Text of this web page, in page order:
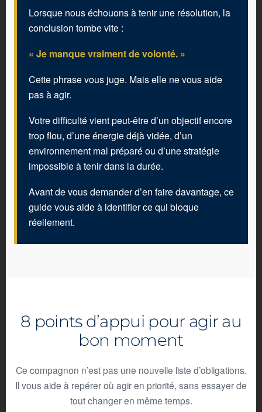
Lorsque nous échouons à tenir une résolution, la
conclusion tombe vite :
« Je manque vraiment de volonté. »
Cette phrase vous juge. Mais elle ne vous aide
pas à agir.
Votre difficulté vient peut-être d’un objectif encore
trop flou, d’une énergie déjà vidée, d’un
environnement mal préparé ou d’une stratégie
impossible à tenir dans la durée.
Avant de vous demander d’en faire davantage, ce
guide vous aide à identifier ce qui bloque
réellement.
8 points d’appui pour agir au
bon moment
Ce compagnon n’est pas une nouvelle liste d’obligations.
Il vous aide à repérer où agir en priorité, sans essayer de
tout changer en même temps.